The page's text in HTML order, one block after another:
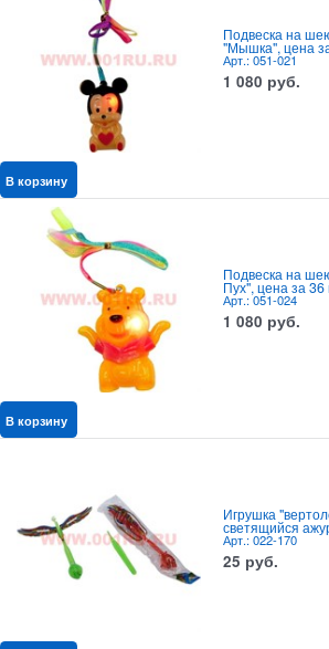
Подвеска на
"Мышка", цена
Арт.: 051-021
1 080 руб.
В корзину
Подвеска на
Пух", цена за
Арт.: 051-024
1 080 руб.
В корзину
Игрушка
светящийся
Арт.: 022-170
25 руб.